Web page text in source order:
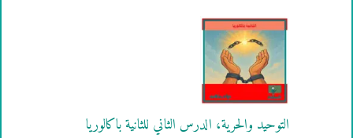
التوحيد والحرية، الدرس الثاني للثانية باكالوريا